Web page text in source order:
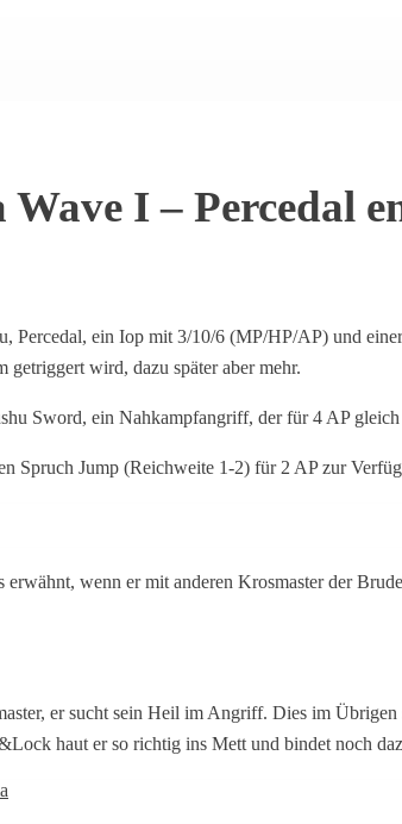
I – Percedal
Percedal, ein Iop mit 3/10/6 (MP/HP/AP) und
getriggert wird, dazu später aber mehr.
Sword, ein Nahkampfangriff, der für 4 AP
Spruch Jump (Reichweite 1-2) für 2 AP zur
wenn er mit anderen Krosmaster der
er sucht sein Heil im Angriff. Dies im
haut er so richtig ins Mett und bindet noch